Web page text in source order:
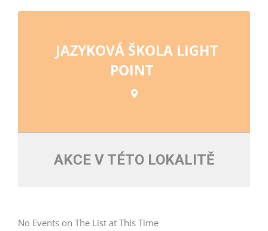
JAZYKOVÁ ŠKOLA LIGHT
POINT
AKCE V TÉTO LOKALITĚ
No Events on The List at This Time